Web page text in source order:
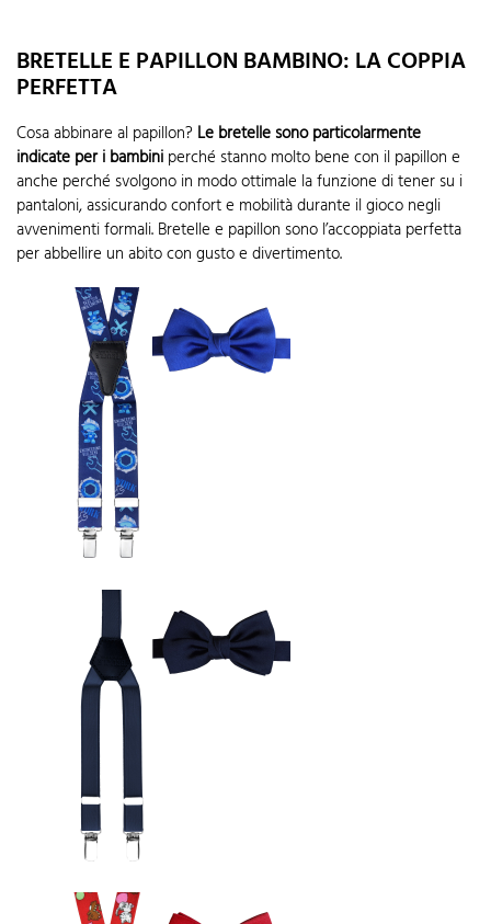
BRETELLE E PAPILLON BAMBINO: LA COPPIA
PERFETTA
Cosa abbinare al papillon? Le bretelle sono particolarmente
indicate per i bambini perché stanno molto bene con il papillon e
anche perché svolgono in modo ottimale la funzione di tener su i
pantaloni, assicurando confort e mobilità durante il gioco negli
avvenimenti formali. Bretelle e papillon sono l’accoppiata perfetta
per abbellire un abito con gusto e divertimento.